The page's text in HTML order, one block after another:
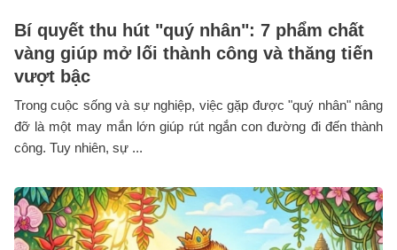
Bí quyết thu hút "quý nhân": 7 phẩm chất
vàng giúp mở lối thành công và thăng tiến
vượt bậc
Trong cuộc sống và sự nghiệp, việc gặp được "quý nhân" nâng
đỡ là một may mắn lớn giúp rút ngắn con đường đi đến thành
công. Tuy nhiên, sự ...